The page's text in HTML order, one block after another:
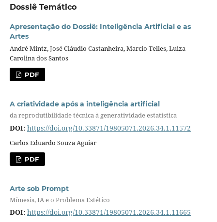
Dossiê Temático
Apresentação do Dossiê: Inteligência Artificial e as
Artes
André Mintz, José Cláudio Castanheira, Marcio Telles, Luiza
Carolina dos Santos
PDF
A criatividade após a inteligência artificial
da reprodutibilidade técnica à generatividade estatística
DOI: https://doi.org/10.33871/19805071.2026.34.1.11572
Carlos Eduardo Souza Aguiar
PDF
Arte sob Prompt
Mímesis, IA e o Problema Estético
DOI: https://doi.org/10.33871/19805071.2026.34.1.11665